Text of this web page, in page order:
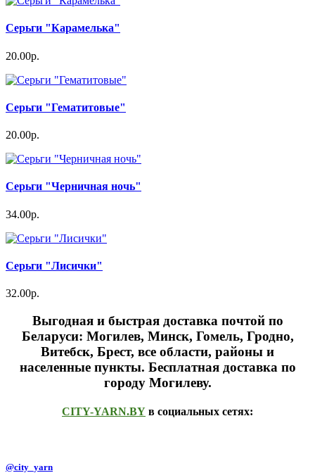
Серьги "Карамелька"
20.00р.
Серьги "Гематитовые"
20.00р.
Серьги "Черничная ночь"
34.00р.
Серьги "Лисички"
32.00р.
Выгодная и быстрая доставка почтой по
Беларуси: Могилев, Минск, Гомель, Гродно,
Витебск, Брест, все области, районы и
населенные пункты. Бесплатная доставка по
городу Могилеву.
CITY-YARN.BY в социальных сетях:
@city_yarn